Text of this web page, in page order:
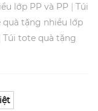
lớp PP và PP | Túi
quà tặng nhiều lớp
Túi tote quà tặng